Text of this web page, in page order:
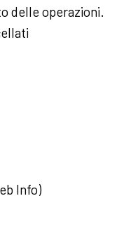
delle operazioni.
Info)